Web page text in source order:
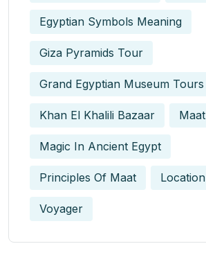
Egyptian Symbols Meaning
Giza Pyramids Tour
Grand Egyptian Museum Tours
Khan El Khalili Bazaar Maat
Magic In Ancient Egypt​
Principles Of Maat Location
Voyager